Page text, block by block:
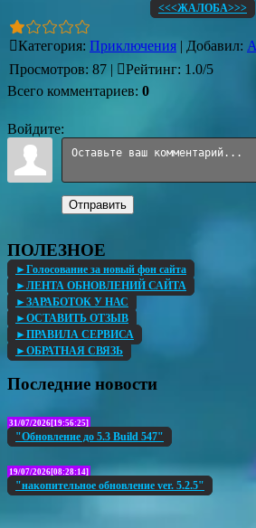
<<<ЖАЛОБА>>>
Категория: Приключения | Добавил:
Просмотров: 87 | Рейтинг: 1.0/5
Всего комментариев: 0
Войдите:
Отправить
ПОЛЕЗНОЕ
►Голосование за новый фон сайта
►ЛЕНТА ОБНОВЛЕНИЙ САЙТА
►ЗАРАБОТОК У НАС
►ОСТАВИТЬ ОТЗЫВ
►ПРАВИЛА СЕРВИСА
►ОБРАТНАЯ СВЯЗЬ
Последние новости
31/07/2026[19:56:25]
"Обновление до 5.3 Build 547"
19/07/2026[08:28:14]
"накопительное обновление ver. 5.2.5"